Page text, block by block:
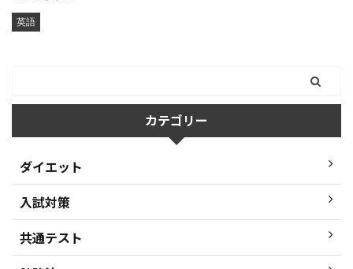
英語
カテゴリー
ダイエット
入試対策
共通テスト